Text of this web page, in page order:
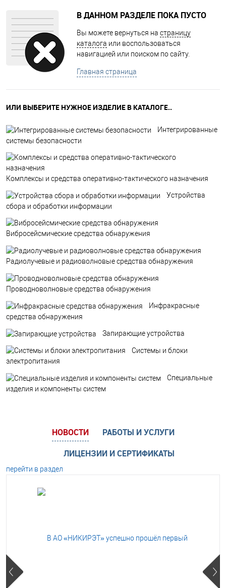
В ДАННОМ РАЗДЕЛЕ ПОКА ПУСТО
Вы можете вернуться на страницу
каталога или воспользоваться
навигацией или поиском по сайту.
Главная страница
ИЛИ ВЫБЕРИТЕ НУЖНОЕ ИЗДЕЛИЕ В КАТАЛОГЕ..
Интегрированные
системы безопасности
Комплексы и средства оперативно-тактического назначения
Устройства
сбора и обработки информации
Вибросейсмические средства обнаружения
Радиолучевые и радиоволновые средства обнаружения
Проводноволновые средства обнаружения
Инфракрасные
средства обнаружения
Запирающие устройства
Системы и блоки
электропитания
Специальные
изделия и компоненты систем
НОВОСТИ
РАБОТЫ И УСЛУГИ
ЛИЦЕНЗИИ И СЕРТИФИКАТЫ
перейти в раздел